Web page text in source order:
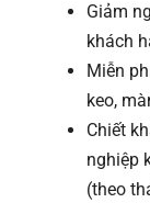
Giảm
khách
Miễn
keo,
Chiết
nghiệp
(theo